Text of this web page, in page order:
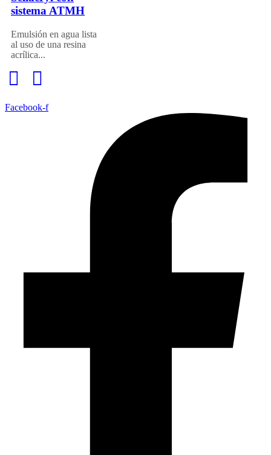
sistema ATMH
Emulsión en agua lista
al uso de una resina
acrílica...
Facebook-f